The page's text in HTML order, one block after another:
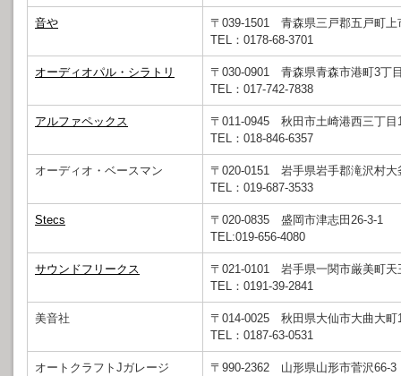
音や
〒039-1501 青森県三戸郡五戸町上
TEL：0178-68-3701
オーディオパル・シラトリ
〒030-0901 青森県青森市港町3丁
TEL：017-742-7838
アルファペックス
〒011-0945 秋田市土崎港西三丁目
TEL：018-846-6357
オーディオ・ベースマン
〒020-0151 岩手県岩手郡滝沢村大
TEL：019-687-3533
Stecs
〒020-0835 盛岡市津志田26-3-1
TEL:019-656-4080
サウンドフリークス
〒021-0101 岩手県一関市厳美町天
TEL：0191-39-2841
美音社
〒014-0025 秋田県大仙市大曲大町
TEL：0187-63-0531
オートクラフトJガレージ
〒990-2362 山形県山形市菅沢66-3